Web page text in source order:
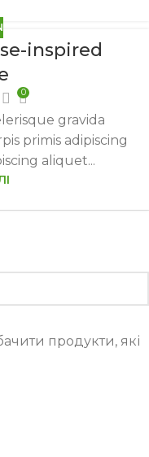
inspired
0
gravida
primis adipiscing
aliquet...
продукти, які